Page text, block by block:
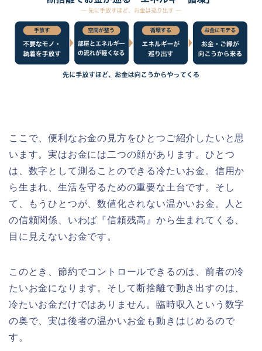
ここで、便利なお金の見方をひとつご紹介したいと思
います。実はお金には二つの顔があります。ひとつ
は、数字として測ることのできる冷たいお金。信用か
ら生まれ、生活を守るための重要な土台です。そし
て、もうひとつが、数値化されない温かいお金。人と
の信頼関係、いわば『信頼残高』から生まれてくる、
目に見えないお金です。
このとき、節約でコントロールできるのは、前者の冷
たいお金になります。そして断捨離で動き出すのは、
冷たいお金だけではありません。臨時収入という数字
の奥で、実は後者の温かいお金も動きはじめるので
す。